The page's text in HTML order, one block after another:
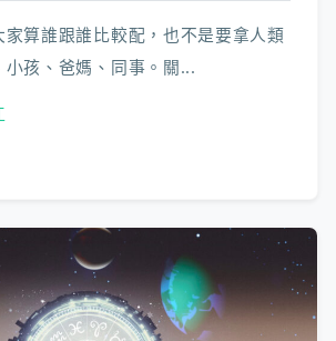
算誰跟誰比較配，也不是要拿人類
小孩、爸媽、同事。關...